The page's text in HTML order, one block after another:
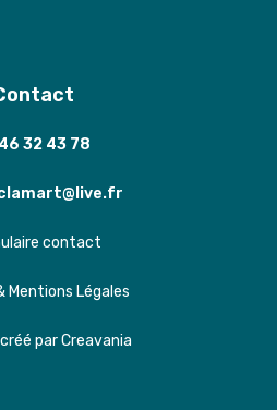
32 43 78
contact
Mentions Légales
par Creavania